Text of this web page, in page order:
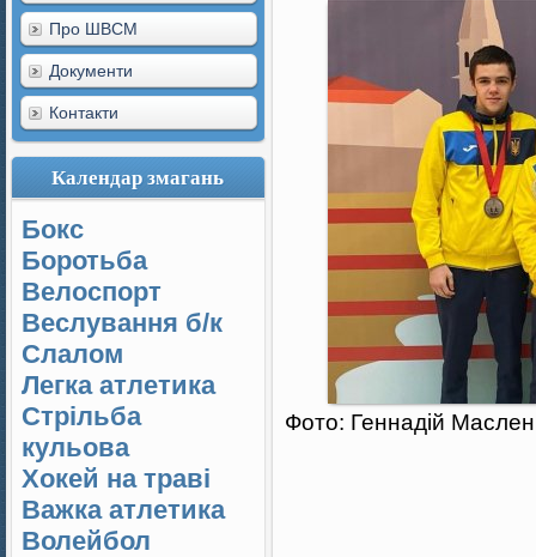
Про ШВСМ
Документи
Контакти
Календар змагань
Бокс
Боротьба
Велоспорт
Веслування б/к
Cлалом
Легка атлетика
Стрільба
кульова
Хокей на траві
Важка атлетика
Волейбол
Фото: Геннадій